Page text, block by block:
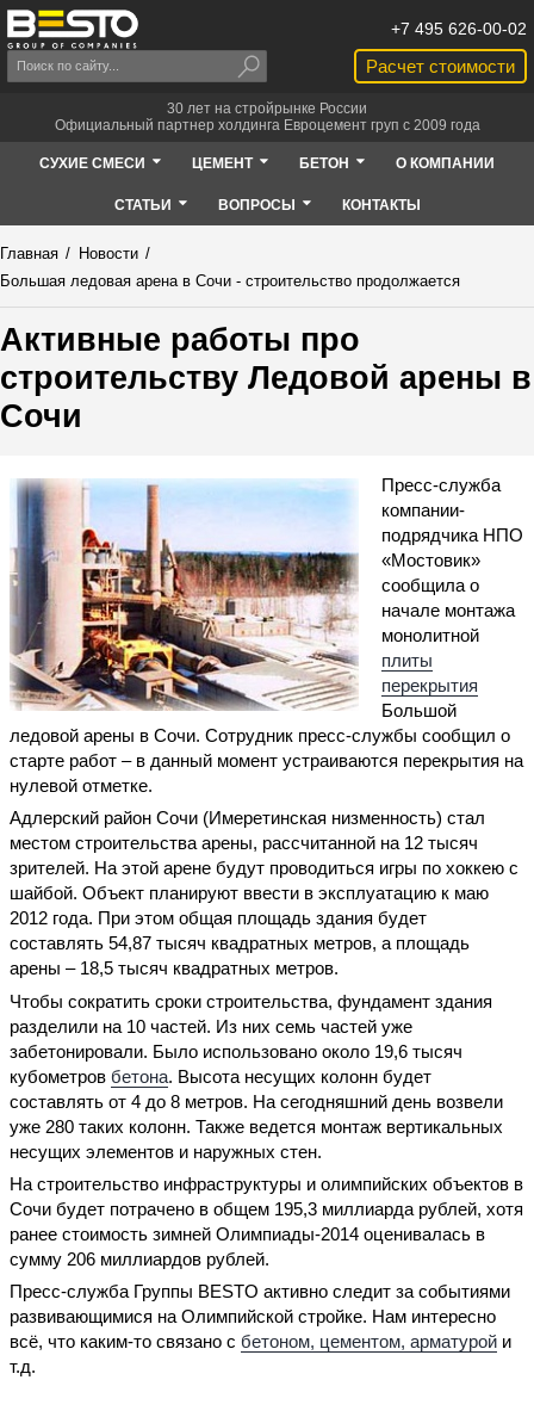
Расчет стоимости
+7 495 626-00-02
30 лет на стройрынке России
Официальный партнер холдинга Евроцемент груп с 2009 года
СУХИЕ СМЕСИ ЦЕМЕНТ БЕТОН О КОМПАНИИ
СТАТЬИ ВОПРОСЫ КОНТАКТЫ
Главная / Новости /
Большая ледовая арена в Сочи - строительство продолжается
Активные работы про
строительству Ледовой арены в
Сочи
Пресс-служба
компании-
подрядчика НПО
«Мостовик»
сообщила о
начале монтажа
монолитной
плиты
перекрытия
Большой
ледовой арены в Сочи. Сотрудник пресс-службы сообщил о
старте работ – в данный момент устраиваются перекрытия на
нулевой отметке.
Адлерский район Сочи (Имеретинская низменность) стал
местом строительства арены, рассчитанной на 12 тысяч
зрителей. На этой арене будут проводиться игры по хоккею с
шайбой. Объект планируют ввести в эксплуатацию к маю
2012 года. При этом общая площадь здания будет
составлять 54,87 тысяч квадратных метров, а площадь
арены – 18,5 тысяч квадратных метров.
Чтобы сократить сроки строительства, фундамент здания
разделили на 10 частей. Из них семь частей уже
забетонировали. Было использовано около 19,6 тысяч
кубометров бетона. Высота несущих колонн будет
составлять от 4 до 8 метров. На сегодняшний день возвели
уже 280 таких колонн. Также ведется монтаж вертикальных
несущих элементов и наружных стен.
На строительство инфраструктуры и олимпийских объектов в
Сочи будет потрачено в общем 195,3 миллиарда рублей, хотя
ранее стоимость зимней Олимпиады-2014 оценивалась в
сумму 206 миллиардов рублей.
Пресс-служба Группы BESTO активно следит за событиями
развивающимися на Олимпийской стройке. Нам интересно
всё, что каким-то связано с бетоном, цементом, арматурой и
т.д.